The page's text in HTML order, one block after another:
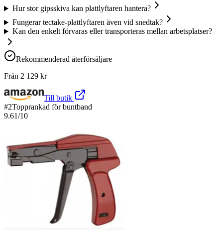
Hur stor gipsskiva kan plattlyftaren hantera?
Fungerar tectake-plattlyftaren även vid snedtak?
Kan den enkelt förvaras eller transporteras mellan arbetsplatser?
Rekommenderad återförsäljare
Från 2 129 kr
Till butik
#2Topprankad för buntband
9.61/10